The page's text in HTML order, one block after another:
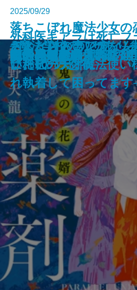
忘らるる惑星
8月31日の初恋
君を狂気と呼ぶのなら
アルネの事件簿
コンビニ兄弟5─テン
こがね村店─
このクリニックはつ
─医療コンサル高柴一
美しい探偵に必要な殺
僕の青春をクイズに捧
巫女は月夜に殺される
外科医キアラは死亡フ
ない─死人だらけのシ
前世の知識で書きか
2025/09/29
鬼の花婿 幽世の薬剤
さよならの言い方な
い。10
蜘蛛屋敷の殺人
龍ノ国幻想8 呱呱の声
落ちこぼれ魔法少女の
─魔法学校のワケあり
に稀代の天才魔法使い
れ執着して困ってま
おとどけものです。─
いた6つの恐怖─
デス・ストランディン
ザ・ビーチ─
記憶の鍵盤
町内会死者蘇生事件
あやかしの仇討ち 幽